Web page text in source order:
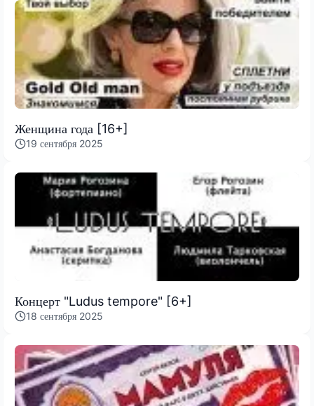
Женщина года [16+]
19 сентября 2025
Концерт "Ludus tempore" [6+]
18 сентября 2025